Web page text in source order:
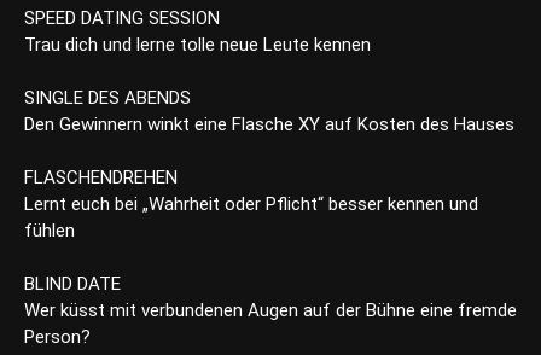
SPEED DATING SESSION
Trau dich und lerne tolle neue Leute kennen
SINGLE DES ABENDS
Den Gewinnern winkt eine Flasche XY auf Kosten des Hauses
FLASCHENDREHEN
Lernt euch bei „Wahrheit oder Pflicht“ besser kennen und
fühlen
BLIND DATE
Wer küsst mit verbundenen Augen auf der Bühne eine fremde
Person?